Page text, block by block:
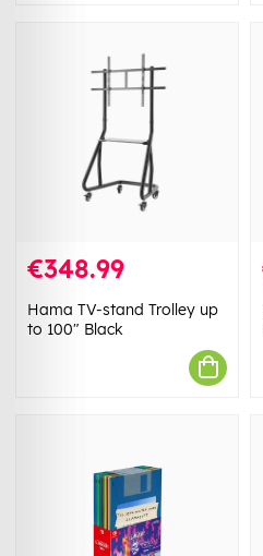
€348.99
Hama TV-stand Trolley up
to 100" Black